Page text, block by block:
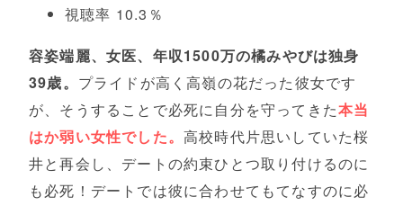
視聴率 10.3％
容姿端麗、女医、年収1500万の橘みやびは独身
39歳。 プライドが高く高嶺の花だった彼女です
が、そうすることで必死に自分を守ってきた本当
はか弱い女性でした。 高校時代片思いしていた桜
井と再会し、デートの約束ひとつ取り付けるのに
も必死！デートでは彼に合わせてもてなすのに必